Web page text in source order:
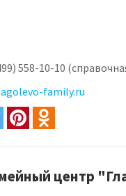
558-10-10
family.ru
центр